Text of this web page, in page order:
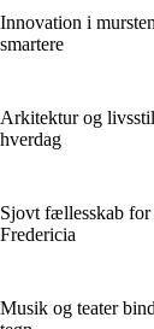
Innovation i
smartere
Arkitektur og
hverdag
Sjovt fællesskab for
Fredericia
Musik og teater